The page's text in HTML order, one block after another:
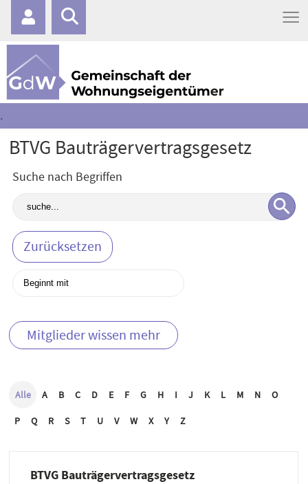
≡
.
BTVG Bauträgervertragsgesetz
Suche nach Begriffen
Mitglieder wissen mehr
Alle A B C D E F G H I J K L M N O
P Q R S T U V W X Y Z
BTVG Bauträgervertragsgesetz